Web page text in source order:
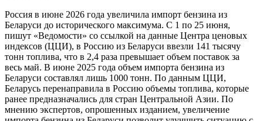
Россия в июне 2026 года увеличила импорт бензина из
Беларуси до исторического максимума. С 1 по 25 июня,
пишут «Ведомости» со ссылкой на данные Центра ценовых
индексов (ЦЦИ), в Россию из Беларуси ввезли 141 тысячу
тонн топлива, что в 2,4 раза превышает объем поставок за
весь май. В июне 2025 года объем импорта бензина из
Беларуси составлял лишь 1000 тонн. По данным ЦЦИ,
Беларусь перенаправила в Россию объемы топлива, которые
ранее предназначались для стран Центральной Азии. По
мнению экспертов, опрошенных изданием, увеличение